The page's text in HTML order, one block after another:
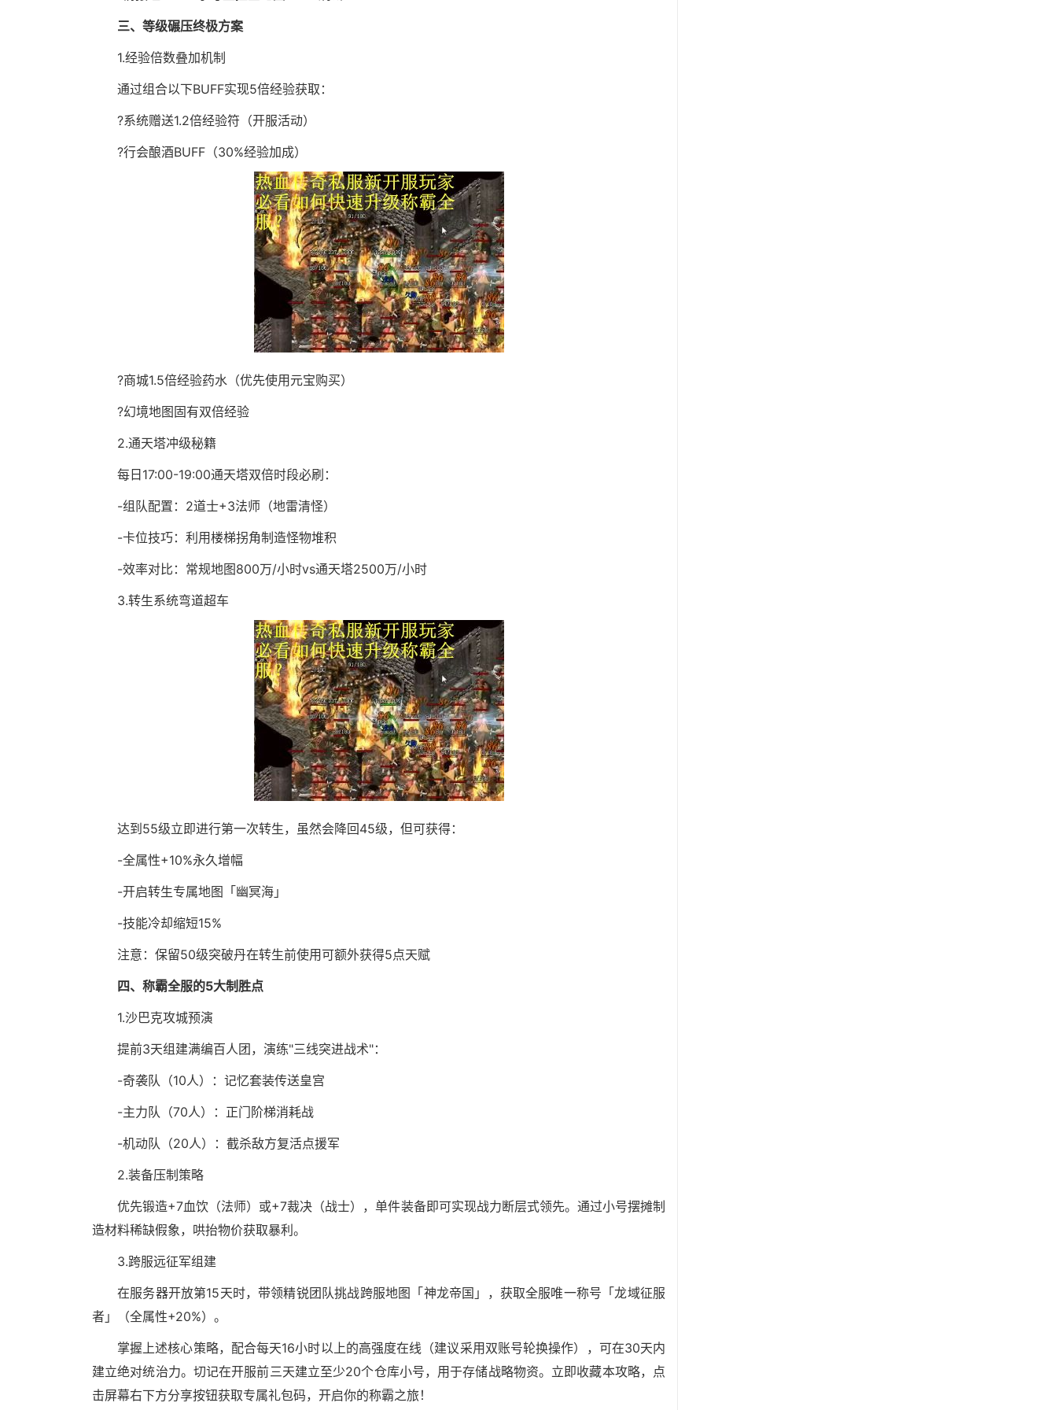
三、等级碾压终极方案
1.经验倍数叠加机制
通过组合以下BUFF实现5倍经验获取：
?系统赠送1.2倍经验符（开服活动）
?行会酿酒BUFF（30%经验加成）
?商城1.5倍经验药水（优先使用元宝购买）
?幻境地图固有双倍经验
2.通天塔冲级秘籍
每日17:00-19:00通天塔双倍时段必刷：
-组队配置：2道士+3法师（地雷清怪）
-卡位技巧：利用楼梯拐角制造怪物堆积
-效率对比：常规地图800万/小时vs通天塔2500万/小时
3.转生系统弯道超车
达到55级立即进行第一次转生，虽然会降回45级，但可获得：
-全属性+10%永久增幅
-开启转生专属地图「幽冥海」
-技能冷却缩短15%
注意：保留50级突破丹在转生前使用可额外获得5点天赋
四、称霸全服的5大制胜点
1.沙巴克攻城预演
提前3天组建满编百人团，演练"三线突进战术"：
-奇袭队（10人）：记忆套装传送皇宫
-主力队（70人）：正门阶梯消耗战
-机动队（20人）：截杀敌方复活点援军
2.装备压制策略
优先锻造+7血饮（法师）或+7裁决（战士），单件装备即可实现战力断层式领先。通过小号摆摊制
造材料稀缺假象，哄抬物价获取暴利。
3.跨服远征军组建
在服务器开放第15天时，带领精锐团队挑战跨服地图「神龙帝国」，获取全服唯一称号「龙域征服
者」（全属性+20%）。
掌握上述核心策略，配合每天16小时以上的高强度在线（建议采用双账号轮换操作），可在30天内
建立绝对统治力。切记在开服前三天建立至少20个仓库小号，用于存储战略物资。立即收藏本攻略，点
击屏幕右下方分享按钮获取专属礼包码，开启你的称霸之旅！